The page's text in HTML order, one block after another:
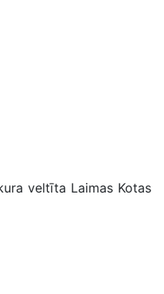
veltīta Laimas Kotas